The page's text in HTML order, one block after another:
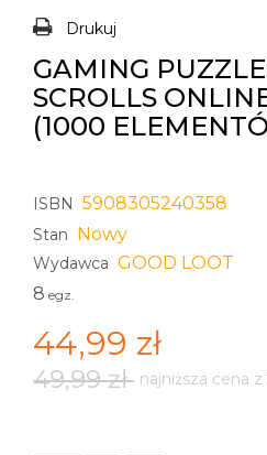
Drukuj
GAMING
SCROLLS
(1000
ISBN 5908305240358
Stan Nowy
Wydawca GOOD LOOT
8 egz.
44,99 zł
49,99 zł najniższa cena